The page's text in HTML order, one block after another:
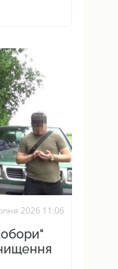
2026 11:06